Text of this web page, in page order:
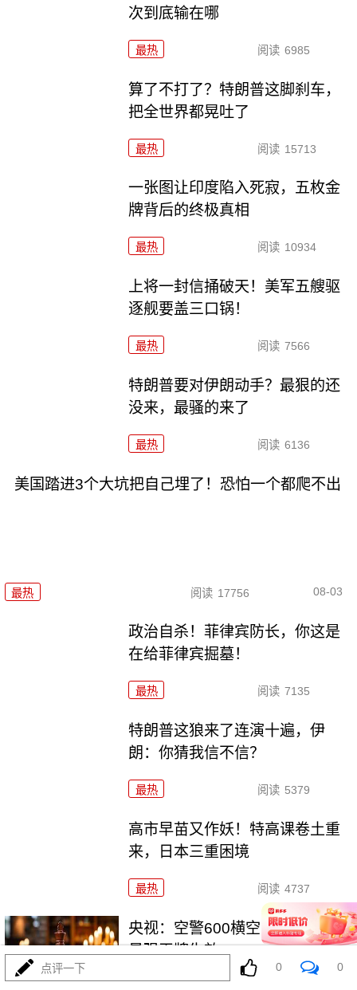
次到底输在哪
最热 阅读 6985
算了不打了？特朗普这脚刹车，
把全世界都晃吐了
最热 阅读 15713
一张图让印度陷入死寂，五枚金
牌背后的终极真相
最热 阅读 10934
上将一封信捅破天！美军五艘驱
逐舰要盖三口锅！
最热 阅读 7566
特朗普要对伊朗动手？最狠的还
没来，最骚的来了
最热 阅读 6136
美国踏进3个大坑把自己埋了！恐怕一个都爬不出
最热 阅读 17756 08-03
政治自杀！菲律宾防长，你这是
在给菲律宾掘墓！
最热 阅读 7135
特朗普这狼来了连演十遍，伊
朗：你猜我信不信？
最热 阅读 5379
高市早苗又作妖！特高课卷土重
来，日本三重困境
最热 阅读 4737
央视：空警600横空出世，美航母
最强王牌失效
点评一下 0 0